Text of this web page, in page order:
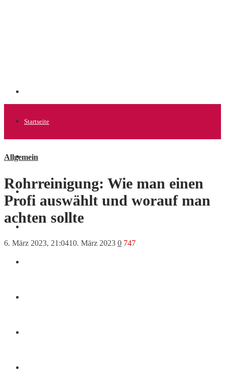
Startseite
Allgemein
Allgemein
Rohrreinigung: Wie man einen
Profi auswählt und worauf man
achten sollte
6. März 2023, 21:0410. März 2023 0 747